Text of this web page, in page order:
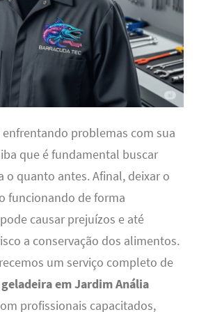
enfrentando problemas com sua
que é fundamental buscar
o quanto antes. Afinal, deixar o
funcionando de forma
causar prejuízos e até
a conservação dos alimentos.
um serviço completo de
em Jardim Anália
profissionais capacitados,